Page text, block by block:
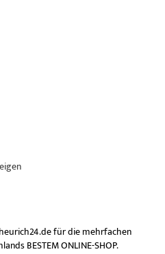
für die mehrfachen
BESTEM ONLINE-SHOP.